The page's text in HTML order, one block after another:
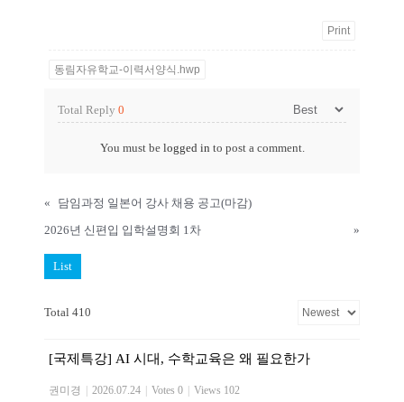
Print
동림자유학교-이력서양식.hwp
Total Reply 0
You must be logged in to post a comment.
«
담임과정 일본어 강사 채용 공고(마감)
2026년 신편입 입학설명회 1차
»
List
Total 410
[국제특강] AI 시대, 수학교육은 왜 필요한가
권미경 | 2026.07.24 | Votes 0 | Views 102